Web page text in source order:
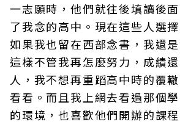
一志願時，他們就往後填讀後
了我念的高中。現在這些人選
如果我也留在西部念書，我還
這樣不管我再怎麼努力，成績
人，我不想再重蹈高中時的覆
看看。而且我上網去看過那個
的環境，也喜歡他們開辦的課程